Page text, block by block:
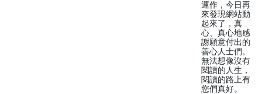
運作，今日再
來發現網站動
起來了，真
心、真心地感
謝願意付出的
善心人士們。
無法想像沒有
閱讀的人生，
閱讀的路上有
您們真好。